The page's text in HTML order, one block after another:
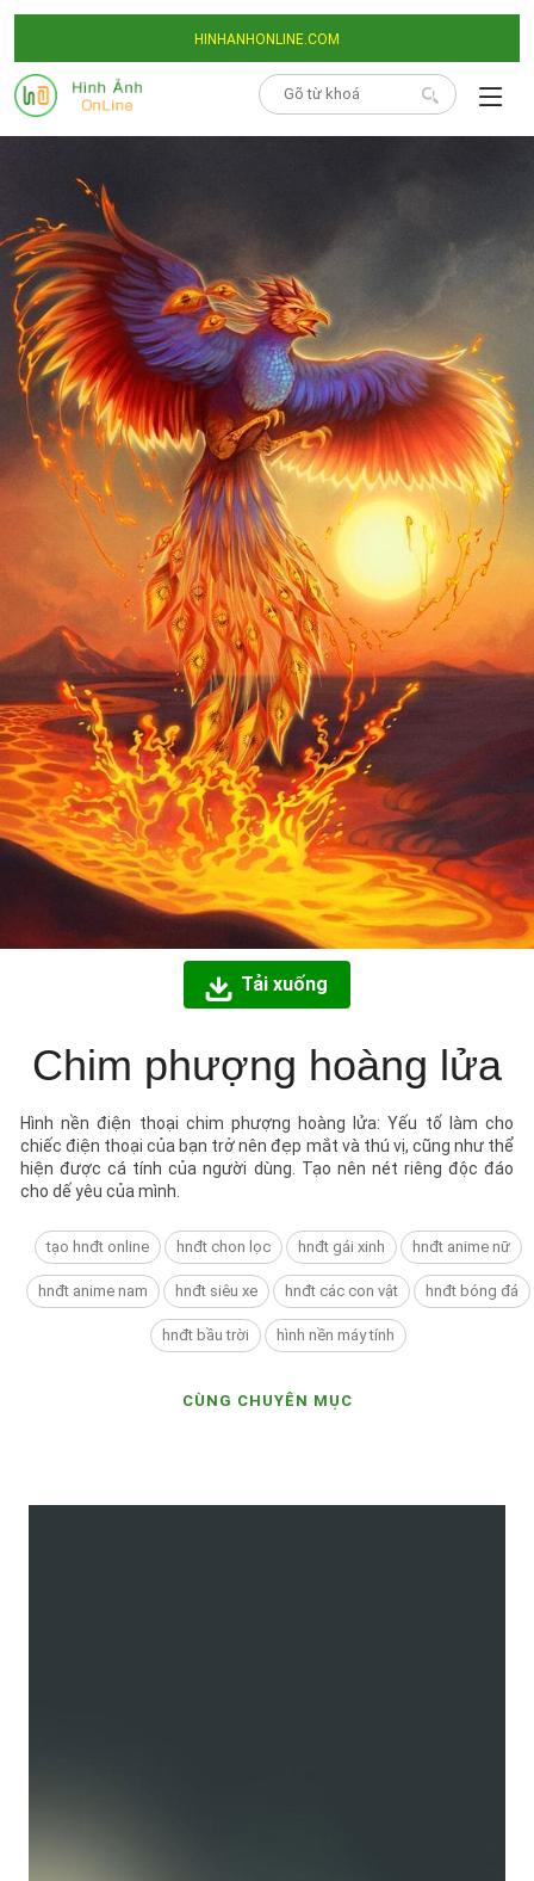
HINHANHONLINE.COM
Tải xuống
Chim phượng hoàng lửa
Hình nền điện thoại chim phượng hoàng lửa: Yếu tố làm cho
chiếc điện thoại của bạn trở nên đẹp mắt và thú vị, cũng như thể
hiện được cá tính của người dùng. Tạo nên nét riêng độc đáo
cho dế yêu của mình.
tạo hnđt online hnđt chon lọc hnđt gái xinh hnđt anime nữ
hnđt anime nam hnđt siêu xe hnđt các con vật hnđt bóng đá
hnđt bầu trời hình nền máy tính
CÙNG CHUYÊN MỤC